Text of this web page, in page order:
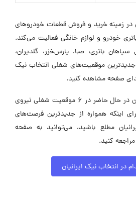
در زمینه خرید و فروش قطعات خودروهای
خودرو و لوازم خانگی فعالیت می‌کند.
باتری، صبا، پارس‌خزر، گلدیران،
موقعیت‌های شغلی انتخاب نیک
صفحه مشاهده کنید.
انتخاب نیک ایرانیان در حال حاضر در ۶ موقعیت شغلی نیروی
اینکه همواره از جدیدترین فرصت‌های
مطلع باشید، می‌توانید به صفحه
کنید.
در انتخاب نیک ایرانیان